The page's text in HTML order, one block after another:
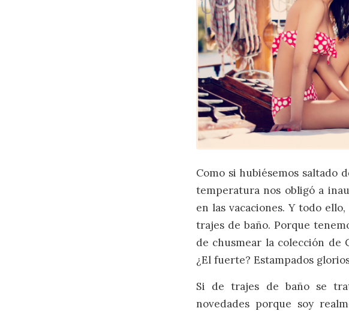
Como si hubiésemos saltado
temperatura nos obligó a
en las vacaciones. Y todo
trajes de baño. Porque
de chusmear la colección de
¿El fuerte? Estampados
Si de trajes de baño se
novedades porque soy